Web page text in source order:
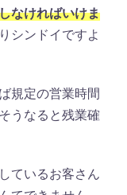
なければいけま
シンドイですよ
規定の営業時間
うなると残業確
ているお客さん